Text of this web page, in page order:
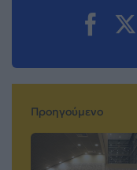
Προηγούμενο